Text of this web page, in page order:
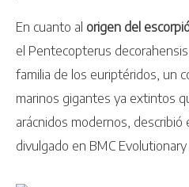
En cuanto al origen del
el Pentecopterus
familia de los euriptéridos, un
marinos gigantes ya extintos
arácnidos modernos,
divulgado en BMC Evolutionary